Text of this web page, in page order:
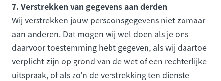
7. Verstrekken van gegevens aan derden
Wij verstrekken jouw persoonsgegevens niet zomaar
aan anderen. Dat mogen wij wel doen als je ons
daarvoor toestemming hebt gegeven, als wij daartoe
verplicht zijn op grond van de wet of een rechterlijke
uitspraak, of als zo'n de verstrekking ten dienste